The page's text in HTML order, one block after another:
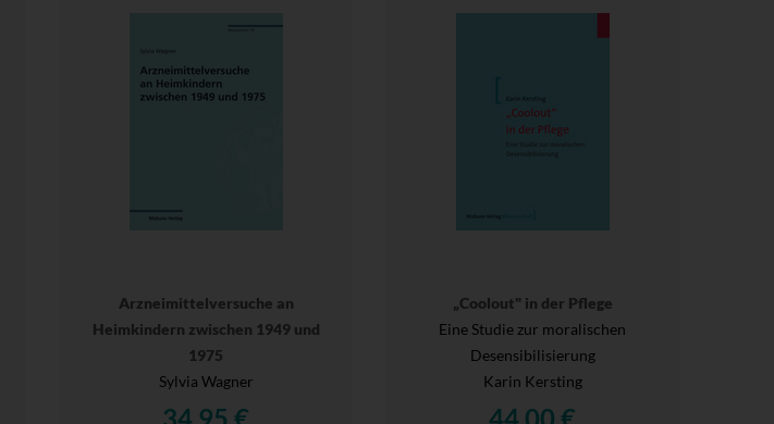
Arzneimittelversuche an
Heimkindern zwischen 1949 und
1975
Sylvia Wagner
34,95 €
„Coolout" in der Pflege
Eine Studie zur moralischen
Desensibilisierung
Karin Kersting
44,00 €